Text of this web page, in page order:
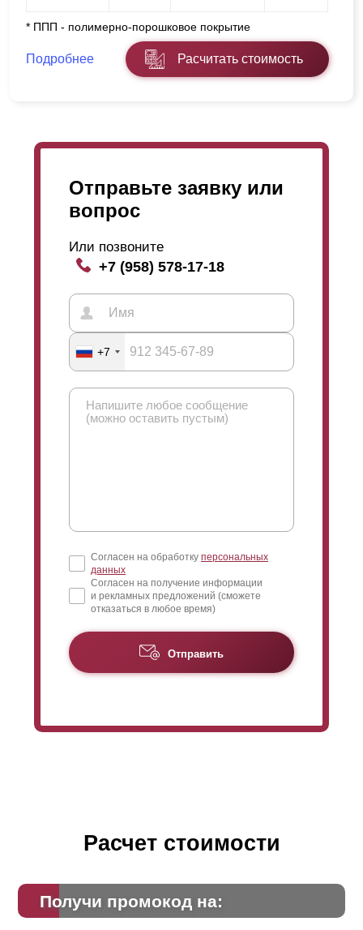
* ППП - полимерно-порошковое покрытие
Подробнее Расчитать стоимость
Отправьте заявку или
вопрос
Или позвоните
+7 (958) 578-17-18
+7
Согласен на обработку персональных
данных
Согласен на получение информации
и рекламных предложений (сможете
отказаться в любое время)
Отправить
Расчет стоимости
Получи промокод на: